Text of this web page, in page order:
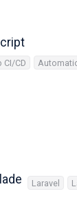
CI/CD
Laravel